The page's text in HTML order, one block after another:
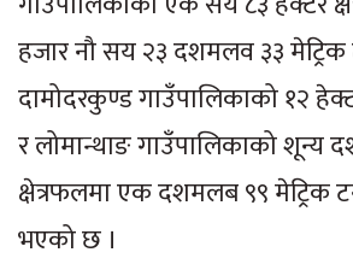
हजार नौ सय २३ दशमलव ३३
दामोदरकुण्ड गाउँपालिकाको १२
र लोमान्थाङ गाउँपालिकाको शून्य
क्षेत्रफलमा एक दशमलब ९९ मेट्रिक
भएको छ ।